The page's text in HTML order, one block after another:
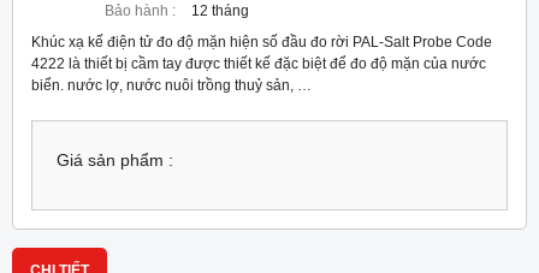
Bảo hành :
12 tháng
Khúc xạ kế điện tử đo độ mặn hiện số đầu đo rời PAL-Salt Probe Code
4222 là thiết bị cầm tay được thiết kế đặc biệt để đo độ mặn của nước
biển. nước lợ, nước nuôi trồng thuỷ sản, …
Giá sản phẩm :